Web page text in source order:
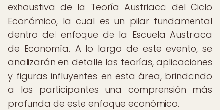
exhaustiva de la Teoría Austriaca del Ciclo
Económico, la cual es un pilar fundamental
dentro del enfoque de la Escuela Austriaca
de Economía. A lo largo de este evento, se
analizarán en detalle las teorías, aplicaciones
y figuras influyentes en esta área, brindando
a los participantes una comprensión más
profunda de este enfoque económico.